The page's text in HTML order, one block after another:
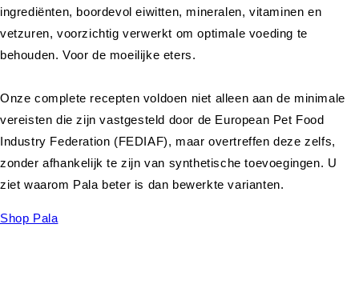
ingrediënten, boordevol eiwitten, mineralen, vitaminen en
vetzuren, voorzichtig verwerkt om optimale voeding te
behouden. Voor de moeilijke eters.
Onze complete recepten voldoen niet alleen aan de minimale
vereisten die zijn vastgesteld door de European Pet Food
Industry Federation (FEDIAF), maar overtreffen deze zelfs,
zonder afhankelijk te zijn van synthetische toevoegingen. U
ziet waarom Pala beter is dan bewerkte varianten.
Shop Pala